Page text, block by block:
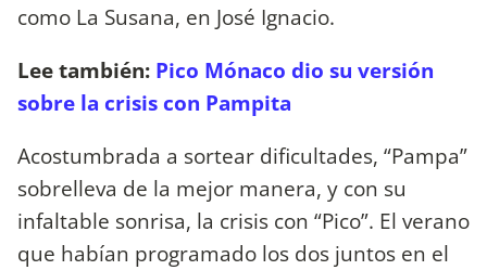
como La Susana, en José Ignacio.
Lee también: Pico Mónaco dio su versión
sobre la crisis con Pampita
Acostumbrada a sortear dificultades, “Pampa”
sobrelleva de la mejor manera, y con su
infaltable sonrisa, la crisis con “Pico”. El verano
que habían programado los dos juntos en el